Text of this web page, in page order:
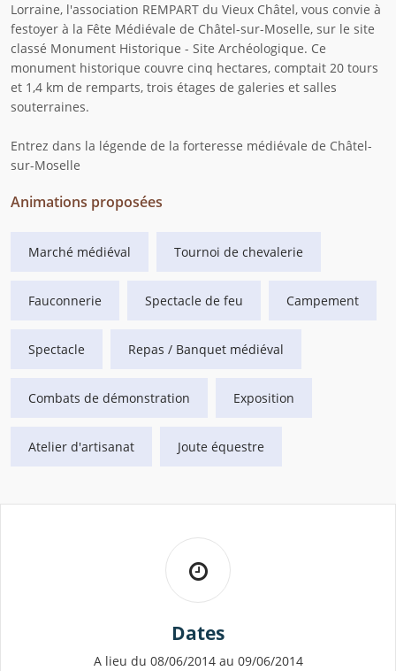
Lorraine, l'association REMPART du Vieux Châtel, vous convie à
festoyer à la Fête Médiévale de Châtel-sur-Moselle, sur le site
classé Monument Historique - Site Archéologique. Ce
monument historique couvre cinq hectares, comptait 20 tours
et 1,4 km de remparts, trois étages de galeries et salles
souterraines.
Entrez dans la légende de la forteresse médiévale de Châtel-
sur-Moselle
Animations proposées
Marché médiéval Tournoi de chevalerie
Fauconnerie Spectacle de feu Campement
Spectacle Repas / Banquet médiéval
Combats de démonstration Exposition
Atelier d'artisanat Joute équestre
Dates
A lieu du 08/06/2014 au 09/06/2014